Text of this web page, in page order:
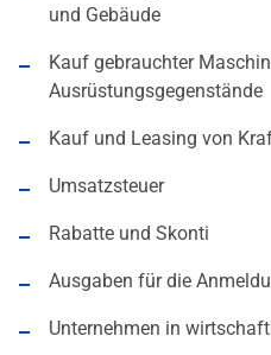
und Gebäude
Kauf gebrauchter
Ausrüstungsgegenstände
Kauf und Leasing von
Umsatzsteuer
Rabatte und Skonti
Ausgaben für die
Unternehmen in